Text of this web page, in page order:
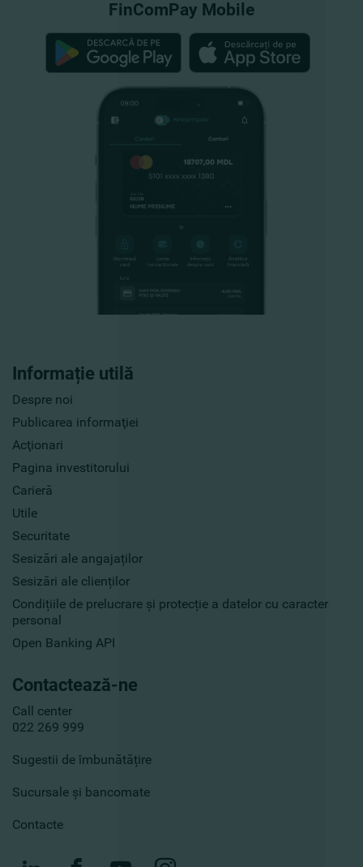
Informație utilă
Despre noi
Publicarea informaţiei
Acţionari
Pagina investitorului
Carieră
Utile
Securitate
Sesizări ale angajaților
Sesizări ale clienților
Condițiile de prelucrare și protecție a datelor cu caracter
personal
Open Banking API
Contactează-ne
Call center
022 269 999
Sugestii de îmbunătățire
Sucursale și bancomate
Contacte
FinComPay Mobile